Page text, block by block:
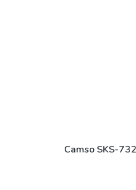
Camso SKS-